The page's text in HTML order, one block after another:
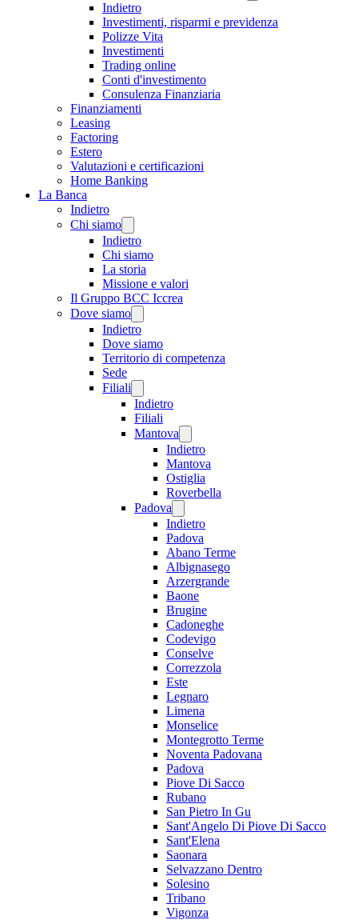
Indietro
Investimenti, risparmi e previdenza
Polizze Vita
Investimenti
Trading online
Conti d'investimento
Consulenza Finanziaria
Finanziamenti
Leasing
Factoring
Estero
Valutazioni e certificazioni
Home Banking
La Banca
Indietro
Chi siamo
Indietro
Chi siamo
La storia
Missione e valori
Il Gruppo BCC Iccrea
Dove siamo
Indietro
Dove siamo
Territorio di competenza
Sede
Filiali
Indietro
Filiali
Mantova
Indietro
Mantova
Ostiglia
Roverbella
Padova
Indietro
Padova
Abano Terme
Albignasego
Arzergrande
Baone
Brugine
Cadoneghe
Codevigo
Conselve
Correzzola
Este
Legnaro
Limena
Monselice
Montegrotto Terme
Noventa Padovana
Padova
Piove Di Sacco
Rubano
San Pietro In Gu
Sant'Angelo Di Piove Di Sacco
Sant'Elena
Saonara
Selvazzano Dentro
Solesino
Tribano
Vigonza